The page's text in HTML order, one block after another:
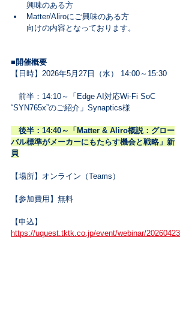
興味のある方
Matter/Aliroにご興味のある方
向けの内容となっております。
■開催概要
【日時】2026年5月27日（水） 14:00～15:30
前半：14:10～「Edge AI対応Wi-Fi SoC
“SYN765x”のご紹介」Synaptics様
後半：14:40～「Matter & Aliro概説：グロー
バル標準がメーカーにもたらす機会と戦略」新
貝
【場所】オンライン（Teams）
【参加費用】無料
【申込】
https://uquest.tktk.co.jp/event/webinar/20260423